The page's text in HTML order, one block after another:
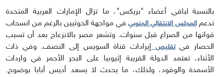
بالنسبة لباقي أعضاء "بريكس"، ما تزال الإمارات العربية المتحدة
تدعمالمجلس الانتقالي الجنوبي في مواجهة الحوثيين بالرغم من انسحاب
قواتها من الصراع قبل سنوات. وتشعر مصر بالانزعاج بعد أن تسبب
الحصار فيتقليص إيرادات قناة السويس إلى النصف. وفي ذات
الأثناء، تعتمد الدولة القريبة إثيوبيا على البحر الأحمر في واردات
الأسمدة والوقود، ولذلك، ما يحدث لا يسعد أديس أبابا بوضوح.